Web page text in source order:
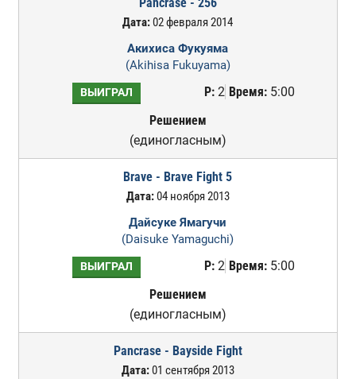
Дата:02 февраля 2014
Акихиса Фукуяма
(Akihisa Fukuyama)
ВЫИГРАЛ Р:2 Время:5:00
Решением
(единогласным)
Brave - Brave Fight 5
Дата:04 ноября 2013
Дайсуке Ямагучи
(Daisuke Yamaguchi)
ВЫИГРАЛ Р:2 Время:5:00
Решением
(единогласным)
Pancrase - Bayside Fight
Дата:01 сентября 2013